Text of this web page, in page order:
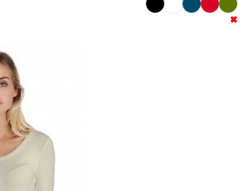
✖
✖
✖
✖
✖